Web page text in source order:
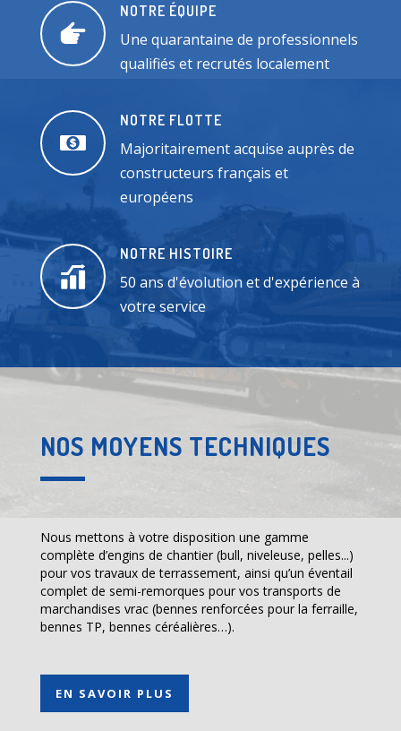
NOTRE ÉQUIPE
Une quarantaine de professionnels
qualifiés et recrutés localement
NOTRE FLOTTE
Majoritairement acquise auprès de
constructeurs français et
européens
NOTRE HISTOIRE
50 ans d'évolution et d'expérience à
votre service
NOS MOYENS TECHNIQUES
Nous mettons à votre disposition une gamme
complète d’engins de chantier (bull, niveleuse, pelles...)
pour vos travaux de terrassement, ainsi qu’un éventail
complet de semi-remorques pour vos transports de
marchandises vrac (bennes renforcées pour la ferraille,
bennes TP, bennes céréalières…).
EN SAVOIR PLUS